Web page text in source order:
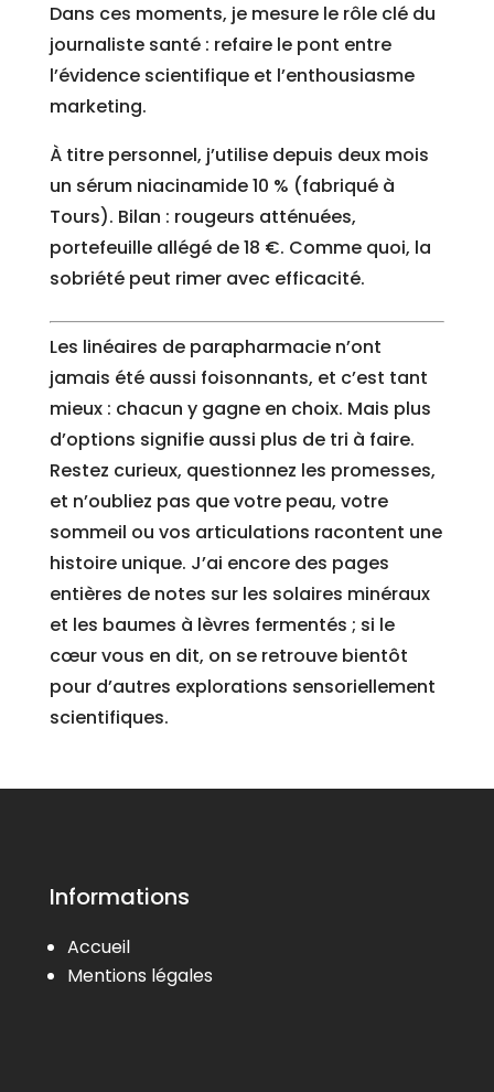
Dans ces moments, je mesure le rôle clé du
journaliste santé : refaire le pont entre
l’évidence scientifique et l’enthousiasme
marketing.
À titre personnel, j’utilise depuis deux mois
un sérum niacinamide 10 % (fabriqué à
Tours). Bilan : rougeurs atténuées,
portefeuille allégé de 18 €. Comme quoi, la
sobriété peut rimer avec efficacité.
Les linéaires de parapharmacie n’ont
jamais été aussi foisonnants, et c’est tant
mieux : chacun y gagne en choix. Mais plus
d’options signifie aussi plus de tri à faire.
Restez curieux, questionnez les promesses,
et n’oubliez pas que votre peau, votre
sommeil ou vos articulations racontent une
histoire unique. J’ai encore des pages
entières de notes sur les solaires minéraux
et les baumes à lèvres fermentés ; si le
cœur vous en dit, on se retrouve bientôt
pour d’autres explorations sensoriellement
scientifiques.
Informations
Accueil
Mentions légales